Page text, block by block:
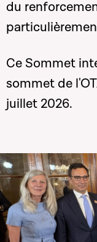
du
Ce Sommet
sommet de
juillet 2026.